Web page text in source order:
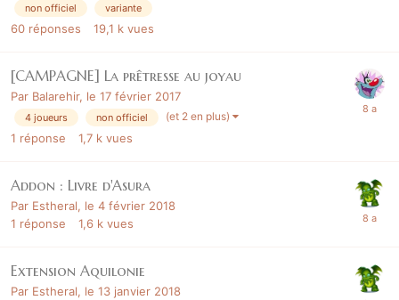
non officiel variante
60 réponses 19,1 k vues
[CAMPAGNE] La prêtresse au joyau
Par Balarehir, le 17 février 2017
4 joueurs non officiel (et 2 en plus)
1 réponse 1,7 k vues
Addon : Livre d'Asura
Par Estheral, le 4 février 2018
1 réponse 1,6 k vues
Extension Aquilonie
Par Estheral, le 13 janvier 2018